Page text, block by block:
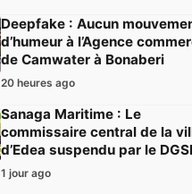
Deepfake : Aucun
d’humeur à l’Agence
de Camwater à Bonaberi
20 heures ago
Sanaga Maritime : Le
commissaire central de la
d’Edea suspendu par le
1 jour ago